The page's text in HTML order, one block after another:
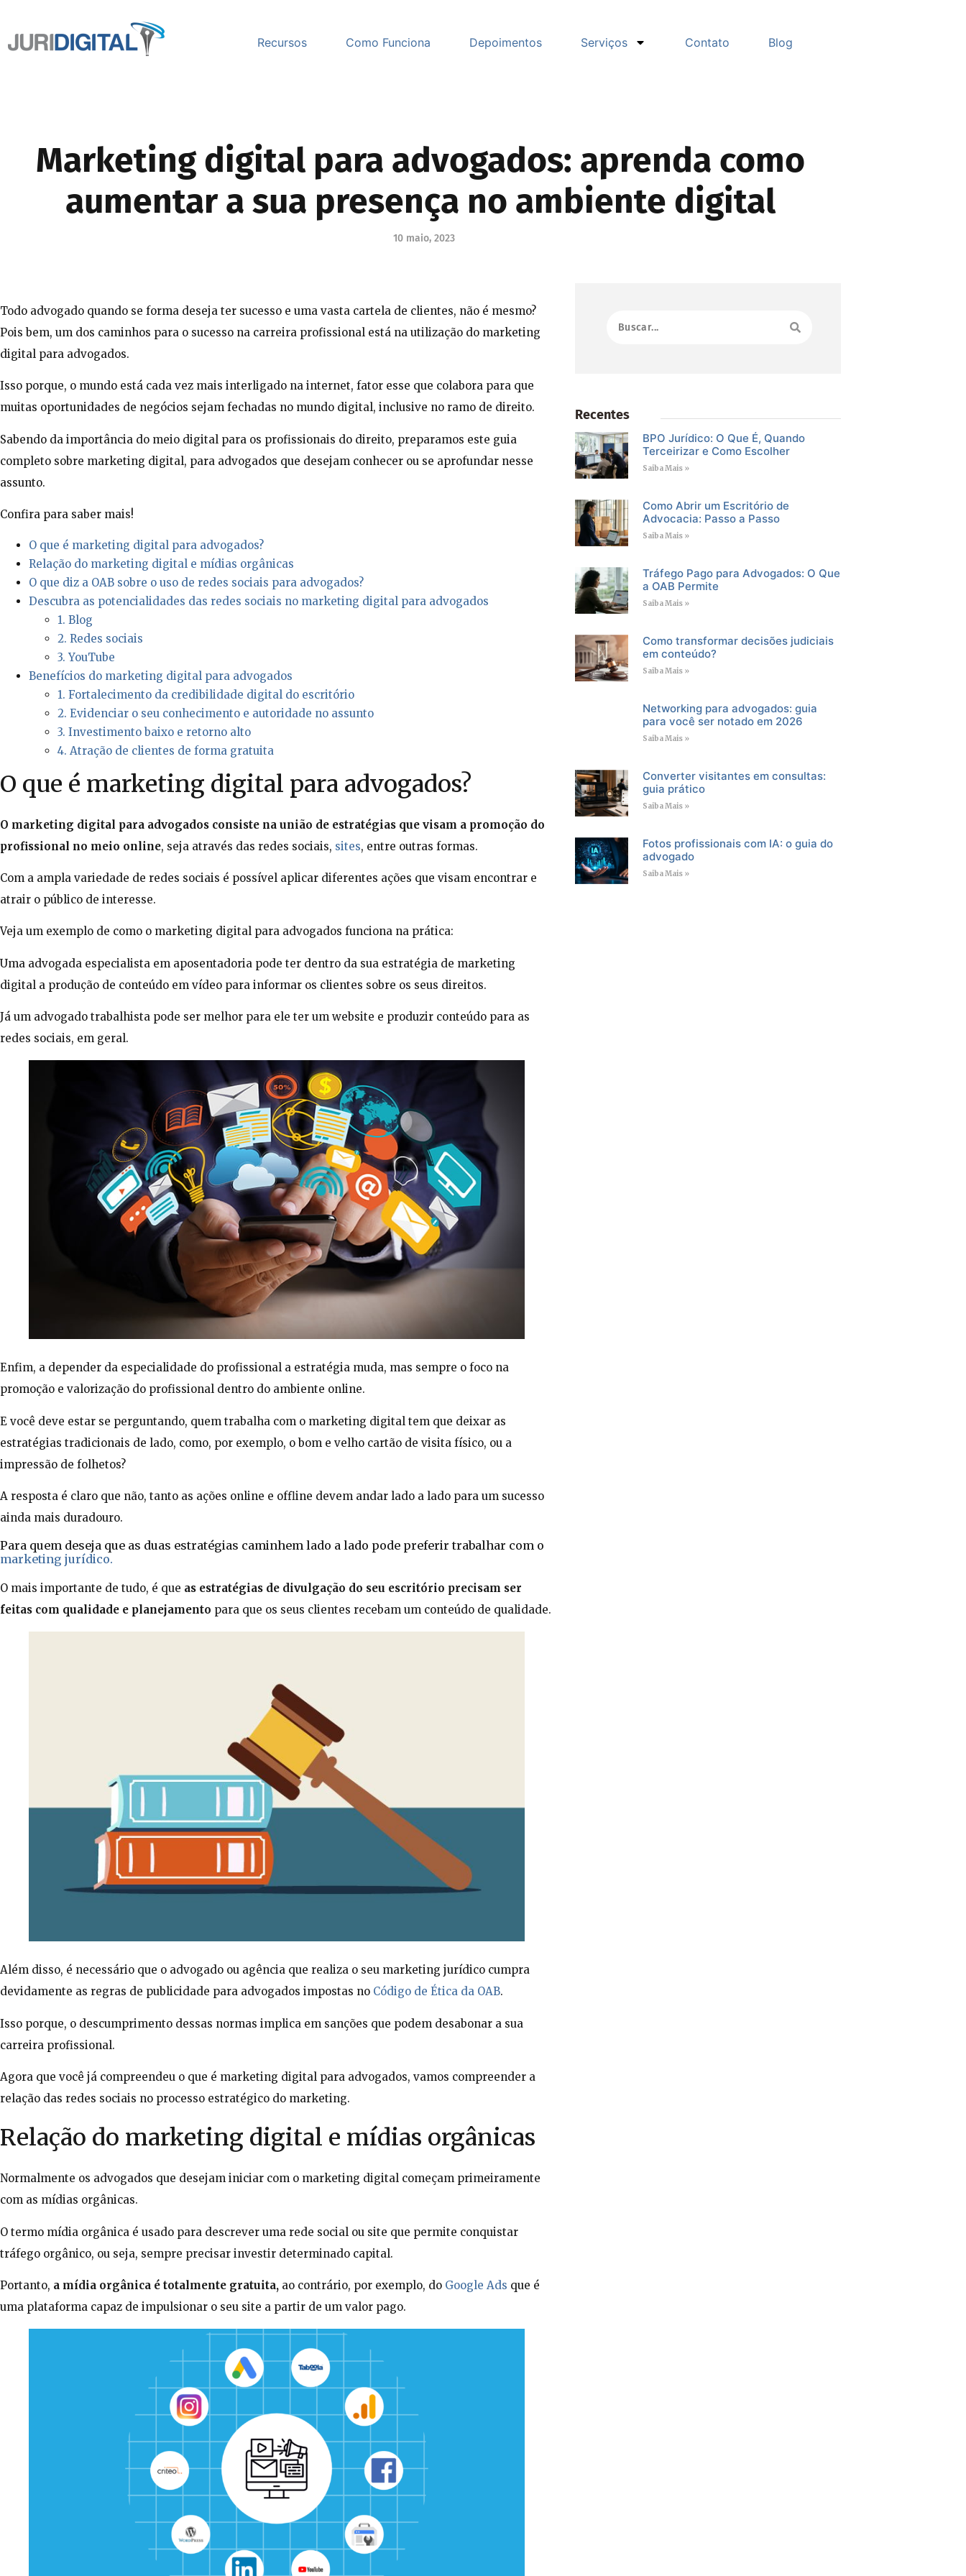
Recursos Como Funciona Depoimentos Serviços Contato Blog
Marketing digital para advogados: aprenda como
aumentar a sua presença no ambiente digital
10 maio, 2023
Todo advogado quando se forma deseja ter sucesso e uma vasta cartela de clientes, não é mesmo?
Pois bem, um dos caminhos para o sucesso na carreira profissional está na utilização do marketing
digital para advogados.
Isso porque, o mundo está cada vez mais interligado na internet, fator esse que colabora para que
muitas oportunidades de negócios sejam fechadas no mundo digital, inclusive no ramo de direito.
Sabendo da importância do meio digital para os profissionais do direito, preparamos este guia
completo sobre marketing digital, para advogados que desejam conhecer ou se aprofundar nesse
assunto.
Confira para saber mais!
O que é marketing digital para advogados?
Relação do marketing digital e mídias orgânicas
O que diz a OAB sobre o uso de redes sociais para advogados?
Descubra as potencialidades das redes sociais no marketing digital para advogados
1. Blog
2. Redes sociais
3. YouTube
Benefícios do marketing digital para advogados
1. Fortalecimento da credibilidade digital do escritório
2. Evidenciar o seu conhecimento e autoridade no assunto
3. Investimento baixo e retorno alto
4. Atração de clientes de forma gratuita
O que é marketing digital para advogados?
O marketing digital para advogados consiste na união de estratégias que visam a promoção do
profissional no meio online, seja através das redes sociais, sites, entre outras formas.
Com a ampla variedade de redes sociais é possível aplicar diferentes ações que visam encontrar e
atrair o público de interesse.
Veja um exemplo de como o marketing digital para advogados funciona na prática:
Uma advogada especialista em aposentadoria pode ter dentro da sua estratégia de marketing
digital a produção de conteúdo em vídeo para informar os clientes sobre os seus direitos.
Já um advogado trabalhista pode ser melhor para ele ter um website e produzir conteúdo para as
redes sociais, em geral.
Enfim, a depender da especialidade do profissional a estratégia muda, mas sempre o foco na
promoção e valorização do profissional dentro do ambiente online.
E você deve estar se perguntando, quem trabalha com o marketing digital tem que deixar as
estratégias tradicionais de lado, como, por exemplo, o bom e velho cartão de visita físico, ou a
impressão de folhetos?
A resposta é claro que não, tanto as ações online e offline devem andar lado a lado para um sucesso
ainda mais duradouro.
Para quem deseja que as duas estratégias caminhem lado a lado pode preferir trabalhar com o
marketing jurídico.
O mais importante de tudo, é que as estratégias de divulgação do seu escritório precisam ser
feitas com qualidade e planejamento para que os seus clientes recebam um conteúdo de qualidade.
Além disso, é necessário que o advogado ou agência que realiza o seu marketing jurídico cumpra
devidamente as regras de publicidade para advogados impostas no Código de Ética da OAB.
Isso porque, o descumprimento dessas normas implica em sanções que podem desabonar a sua
carreira profissional.
Agora que você já compreendeu o que é marketing digital para advogados, vamos compreender a
relação das redes sociais no processo estratégico do marketing.
Relação do marketing digital e mídias orgânicas
Normalmente os advogados que desejam iniciar com o marketing digital começam primeiramente
com as mídias orgânicas.
O termo mídia orgânica é usado para descrever uma rede social ou site que permite conquistar
tráfego orgânico, ou seja, sempre precisar investir determinado capital.
Portanto, a mídia orgânica é totalmente gratuita, ao contrário, por exemplo, do Google Ads que é
uma plataforma capaz de impulsionar o seu site a partir de um valor pago.
Recentes
BPO Jurídico: O Que É, Quando
Terceirizar e Como Escolher
Saiba Mais »
Como Abrir um Escritório de
Advocacia: Passo a Passo
Saiba Mais »
Tráfego Pago para Advogados: O Que
a OAB Permite
Saiba Mais »
Como transformar decisões judiciais
em conteúdo?
Saiba Mais »
Networking para advogados: guia
para você ser notado em 2026
Saiba Mais »
Converter visitantes em consultas:
guia prático
Saiba Mais »
Fotos profissionais com IA: o guia do
advogado
Saiba Mais »